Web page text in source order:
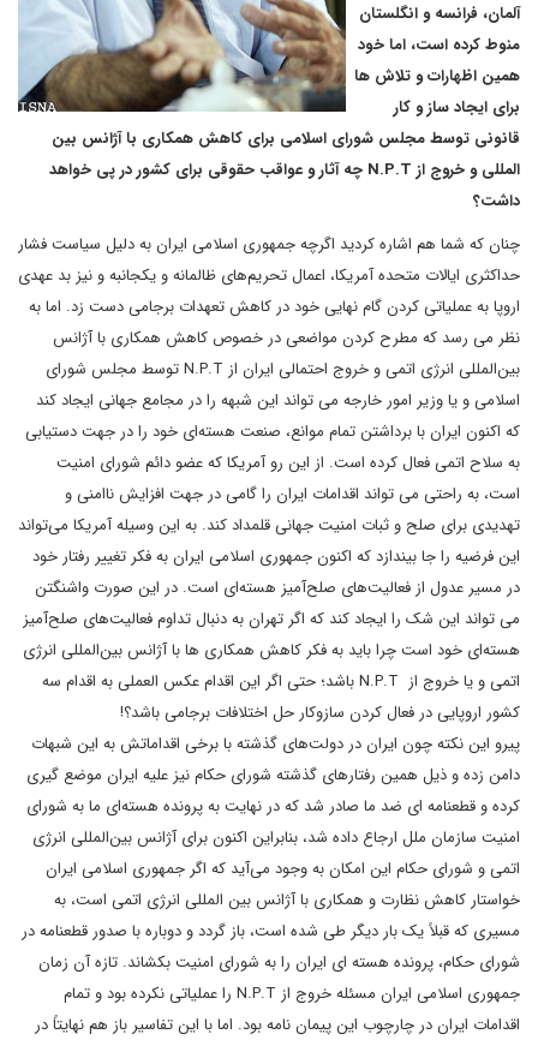
آلمان، فرانسه و انگلستان
منوط کرده است، اما خود
همین اظهارات و تلاش ها
برای ایجاد ساز و کار
قانونی توسط مجلس شورای اسلامی برای کاهش همکاری با آژانس بین
المللی و خروج از N.P.T چه آثار و عواقب حقوقی برای کشور در پی خواهد
داشت؟
چنان که شما هم اشاره کردید اگرچه جمهوری اسلامی ایران به دلیل سیاست فشار
حداکثری ایالات متحده آمریکا، اعمال تحریم‌های ظالمانه و یکجانبه و نیز بد عهدی
اروپا به عملیاتی کردن گام نهایی خود در کاهش تعهدات برجامی دست زد. اما به
نظر می رسد که مطرح کردن مواضعی در خصوص کاهش همکاری با آژانس
بین‌المللی انرژی اتمی و خروج احتمالی ایران از N.P.T توسط مجلس شورای
اسلامی و یا وزیر امور خارجه می تواند این شبهه را در مجامع جهانی ایجاد کند
که اکنون ایران با برداشتن تمام موانع، صنعت هسته‌ای خود را در جهت دستیابی
به سلاح اتمی فعال کرده است. از این رو آمریکا که عضو دائم شورای امنیت
است، به راحتی می تواند اقدامات ایران را گامی در جهت افزایش ناامنی و
تهدیدی برای صلح و ثبات امنیت جهانی قلمداد کند. به این وسیله آمریکا می‌تواند
این فرضیه را جا بیندازد که اکنون جمهوری اسلامی ایران به فکر تغییر رفتار خود
در مسیر عدول از فعالیت‌های صلح‌آمیز هسته‌ای است. در این صورت واشنگتن
می تواند این شک را ایجاد کند که اگر تهران به دنبال تداوم فعالیت‌های صلح‌آمیز
هسته‌ای خود است چرا باید به فکر کاهش همکاری ها با آژانس بین‌المللی انرژی
اتمی و یا خروج از N.P.T باشد؛ حتی اگر این اقدام عکس العملی به اقدام سه
کشور اروپایی در فعال کردن سازوکار حل اختلافات برجامی باشد؟!
پیرو این نکته چون ایران در دولت‌های گذشته با برخی اقداماتش به این شبهات
دامن زده و ذیل همین رفتارهای گذشته شورای حکام نیز علیه ایران موضع گیری
کرده و قطعنامه ای ضد ما صادر شد که در نهایت به پرونده هسته‌ای ما به شورای
امنیت سازمان ملل ارجاع داده شد، بنابراین اکنون برای آژانس بین‌المللی انرژی
اتمی و شورای حکام این امکان به وجود می‌آید که اگر جمهوری اسلامی ایران
خواستار کاهش نظارت و همکاری با آژانس بین المللی انرژی اتمی است، به
مسیری که قبلاً یک بار دیگر طی شده است، باز گردد و دوباره با صدور قطعنامه در
شورای حکام، پرونده هسته ای ایران را به شورای امنیت بکشاند. تازه آن زمان
جمهوری اسلامی ایران مسئله خروج از N.P.T را عملیاتی نکرده بود و تمام
اقدامات ایران در چارچوب این پیمان نامه بود. اما با این تفاسیر باز هم نهایتاً در